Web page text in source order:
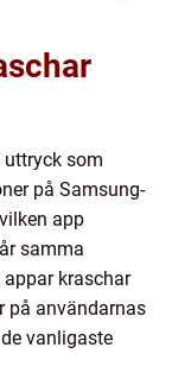
uttryck som
på Samsung-
app
samma
kraschar
på användarnas
vanligaste